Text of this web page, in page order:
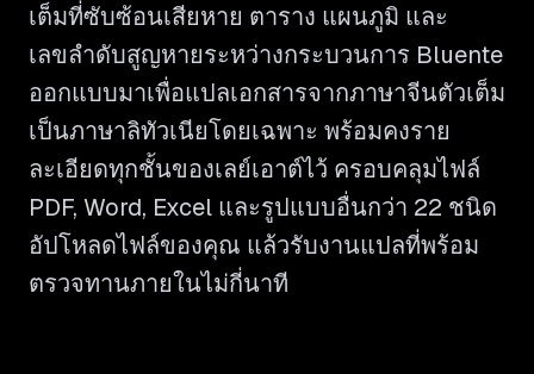
เต็มที่ซับซ้อนเสียหาย ตาราง แผนภูมิ และ
เลขลำดับสูญหายระหว่างกระบวนการ Bluente
ออกแบบมาเพื่อแปลเอกสารจากภาษาจีนตัวเต็ม
เป็นภาษาลิทัวเนียโดยเฉพาะ พร้อมคงราย
ละเอียดทุกชั้นของเลย์เอาต์ไว้ ครอบคลุมไฟล์
PDF, Word, Excel และรูปแบบอื่นกว่า 22 ชนิด
อัปโหลดไฟล์ของคุณ แล้วรับงานแปลที่พร้อม
ตรวจทานภายในไม่กี่นาที